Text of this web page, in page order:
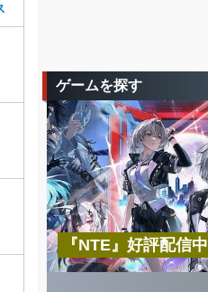
ゲームを探す
『NTE』好評配信中